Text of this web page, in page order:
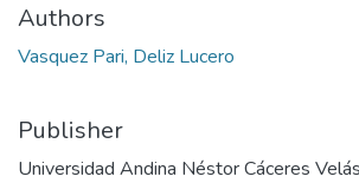
Authors
Vasquez Pari, Deliz Lucero
Publisher
Universidad Andina Néstor Cáceres